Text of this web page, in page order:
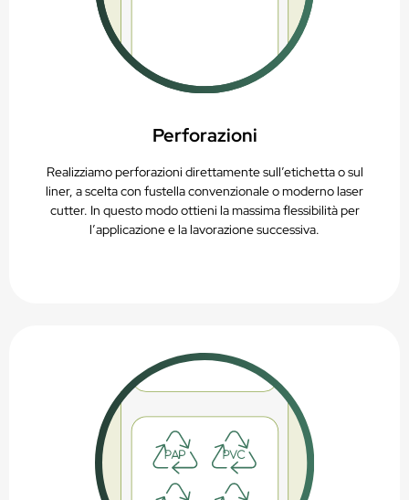
Perforazioni
Realizziamo perforazioni direttamente sull’etichetta o sul
liner, a scelta con fustella convenzionale o moderno laser
cutter. In questo modo ottieni la massima flessibilità per
l’applicazione e la lavorazione successiva.